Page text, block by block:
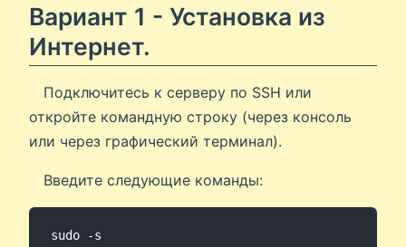
Вариант 1 - Установка из
Интернет.
Подключитесь к серверу по SSH или
откройте командную строку (через консоль
или через графический терминал).
Введите следующие команды:
sudo -s